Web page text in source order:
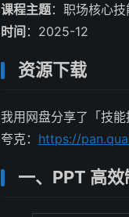
课程主题：职场核心
时间 ：2025-12
资源下载
我用网盘分享了「技能
夸克： https://
一、PPT 高